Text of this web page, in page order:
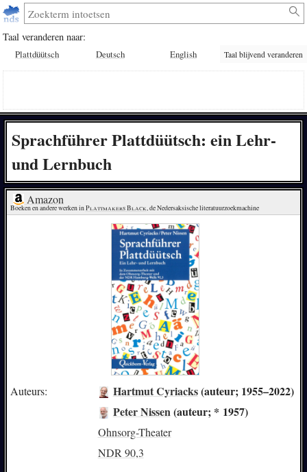
Taal veranderen naar:
Plattdüütsch Deutsch English Taal blijvend veranderen
Sprachführer Plattdüütsch: ein Lehr-
und Lernbuch
Amazon
Boeken en andere werken in Plattmakers Black, de Nedersaksische literatuurzoekmachine
Auteurs: Hartmut Cyriacks(auteur; 1955–2022)
Peter Nissen (auteur; * 1957)
Ohnsorg-Theater
NDR 90,3